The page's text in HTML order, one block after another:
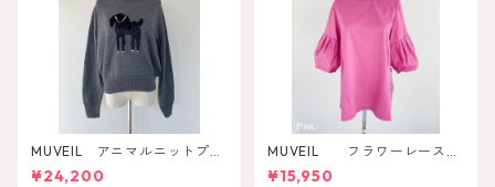
MUVEIL アニマルニットプル
オーバー
¥24,200
MUVEIL フラワーレースT
シャツ
¥15,950